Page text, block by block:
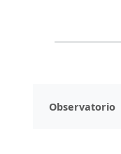
Observatorio